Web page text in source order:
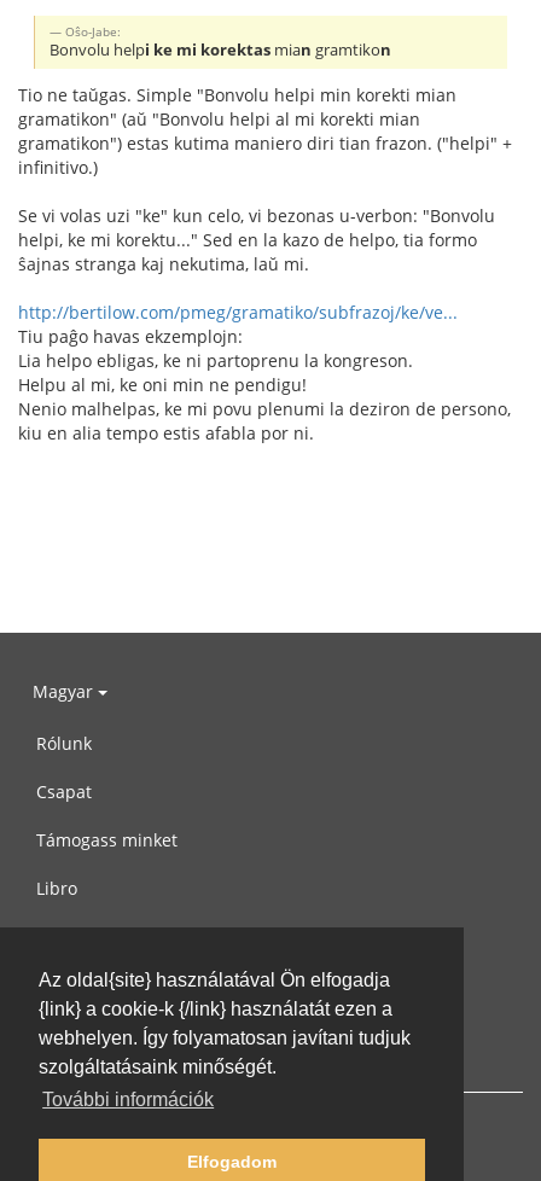
Az oldal{site} használatával Ön elfogadja
{link} a cookie-k {/link} használatát ezen a
webhelyen. Így folyamatosan javítani tudjuk
szolgáltatásaink minőségét.
További információk
Elfogadom
Oŝo-Jabe:
Bonvolu helpi ke mi korektas mian gramtikon
Tio ne taŭgas. Simple "Bonvolu helpi min korekti mian
gramatikon" (aŭ "Bonvolu helpi al mi korekti mian
gramatikon") estas kutima maniero diri tian frazon. ("helpi" +
infinitivo.)
Se vi volas uzi "ke" kun celo, vi bezonas u-verbon: "Bonvolu
helpi, ke mi korektu..." Sed en la kazo de helpo, tia formo
ŝajnas stranga kaj nekutima, laŭ mi.
http://bertilow.com/pmeg/gramatiko/subfrazoj/ke/ve...
Tiu paĝo havas ekzemplojn:
Lia helpo ebligas, ke ni partoprenu la kongreson.
Helpu al mi, ke oni min ne pendigu!
Nenio malhelpas, ke mi povu plenumi la deziron de persono,
kiu en alia tempo estis afabla por ni.
Magyar
Rólunk
Csapat
Támogass minket
Libro
Használati feltételek
Írj nekünk